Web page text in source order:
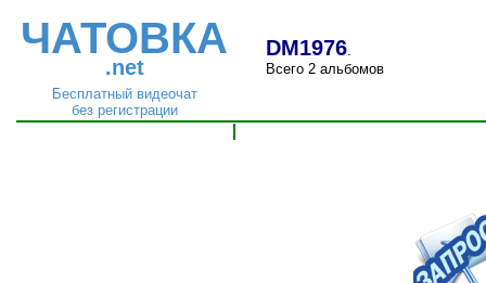
ЧАТОВКА
.net
Бесплатный видеочат
без регистрации
DM1976.
Всего 2 альбомов